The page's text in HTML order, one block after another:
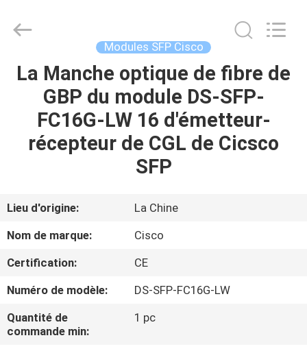
MAISON
VIDÉOS
PROPOS
DE
NOUS
Equipment
Reserved.
Modules SFP Cisco
La Manche optique de fibre de
GBP du module DS-SFP-
FC16G-LW 16 d'émetteur-
récepteur de CGL de Cicsco
SFP
Lieu d'origine:
La Chine
Nom de marque:
Cisco
Certification:
CE
Numéro de modèle:
DS-SFP-FC16G-LW
Quantité de
commande min:
1 pc